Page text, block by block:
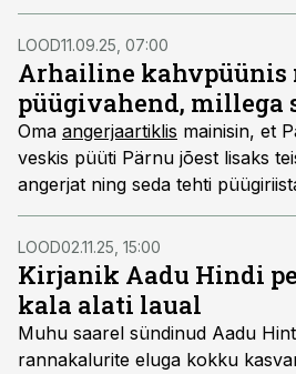
LOOD11.09.25, 07:00
Arhailine kahvpüünis
püügivahend, millega
Oma angerjaartiklis mainisin, et
veskis püüti Pärnu jõest lisaks
angerjat ning seda tehti
nott. Millega tegemist ja kuidas
LOOD02.11.25, 15:00
Kirjanik Aadu Hindi
kala alati laual
Muhu saarel sündinud Aadu
rannakalurite eluga kokku